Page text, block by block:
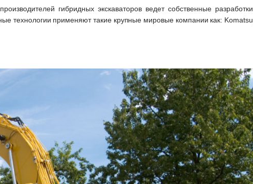
гибридных экскаваторов ведет собственные разработки,
технологии применяют такие крупные мировые компании как: Komatsu,